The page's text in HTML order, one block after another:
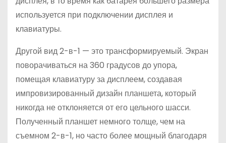
используется при подключении дисплея и
клавиатуры.
Другой вид 2-в-1 — это трансформируемый. Экран
поворачиваться на 360 градусов до упора,
помещая клавиатуру за дисплеем, создавая
импровизированный дизайн планшета, который
никогда не отклоняется от его цельного шасси.
Полученный планшет немного толще, чем на
съемном 2-в-1, но часто более мощный благодаря